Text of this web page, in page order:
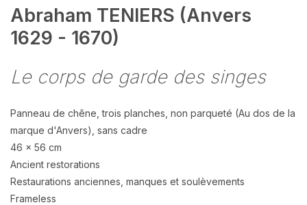
Abraham TENIERS (Anvers
1629 - 1670)
Le corps de garde des singes
Panneau de chêne, trois planches, non parqueté (Au dos de la
marque d'Anvers), sans cadre
46 x 56 cm
Ancient restorations
Restaurations anciennes, manques et soulèvements
Frameless